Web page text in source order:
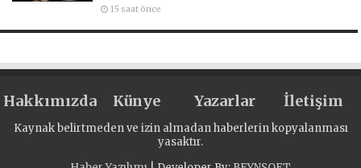
15 saat önce
Hakkımızda Künye Yazarlar İletişim
Kaynak belirtmeden ve izin almadan haberlerin kopyalanması
yasaktır.